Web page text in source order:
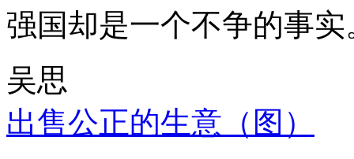
强国却是一个不争的事实
吴思
出售公正的生意（图）